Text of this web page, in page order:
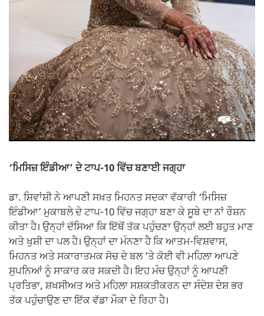
‘ਮਿਸਿਜ਼ ਇੰਡੀਆ’ ਦੇ ਟਾਪ-10 ਵਿੱਚ ਬਣਾਈ ਜਗ੍ਹਾ
ਡਾ. ਸ਼ਿਵਾਂਸ਼ੀ ਨੇ ਆਪਣੀ ਸਖ਼ਤ ਮਿਹਨਤ ਸਦਕਾ ਵੱਕਾਰੀ ‘ਮਿਸਿਜ਼
ਇੰਡੀਆ’ ਮੁਕਾਬਲੇ ਦੇ ਟਾਪ-10 ਵਿੱਚ ਜਗ੍ਹਾ ਬਣਾ ਕੇ ਸੂਬੇ ਦਾ ਨਾਂ ਰੌਸ਼ਨ
ਕੀਤਾ ਹੈ। ਉਨ੍ਹਾਂ ਦੱਸਿਆ ਕਿ ਇੱਥੋਂ ਤੱਕ ਪਹੁੰਚਣਾ ਉਨ੍ਹਾਂ ਲਈ ਬਹੁਤ ਮਾਣ
ਅਤੇ ਖੁਸ਼ੀ ਦਾ ਪਲ ਹੈ। ਉਨ੍ਹਾਂ ਦਾ ਮੰਨਣਾ ਹੈ ਕਿ ਆਤਮ-ਵਿਸ਼ਵਾਸ,
ਮਿਹਨਤ ਅਤੇ ਸਕਾਰਾਤਮਕ ਸੋਚ ਦੇ ਬਲ ’ਤੇ ਕੋਈ ਵੀ ਮਹਿਲਾ ਆਪਣੇ
ਸੁਪਨਿਆਂ ਨੂੰ ਸਾਕਾਰ ਕਰ ਸਕਦੀ ਹੈ। ਇਹ ਮੰਚ ਉਨ੍ਹਾਂ ਨੂੰ ਆਪਣੀ
ਪ੍ਰਤਿਭਾ, ਸ਼ਖਸੀਅਤ ਅਤੇ ਮਹਿਲਾ ਸਸ਼ਕਤੀਕਰਨ ਦਾ ਸੰਦੇਸ਼ ਦੇਸ਼ ਭਰ
ਤੱਕ ਪਹੁੰਚਾਉਣ ਦਾ ਇੱਕ ਵੱਡਾ ਮੌਕਾ ਦੇ ਰਿਹਾ ਹੈ।